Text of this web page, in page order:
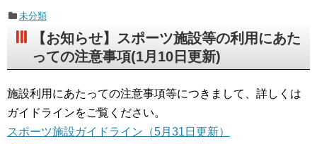
未分類
【お知らせ】スポーツ施設等の利用にあた
っての注意事項(1月10日更新)
施設利用にあたっての注意事項等につきまして、詳しくは
ガイドラインをご覧ください。
スポーツ施設ガイドライン（5月31日更新）